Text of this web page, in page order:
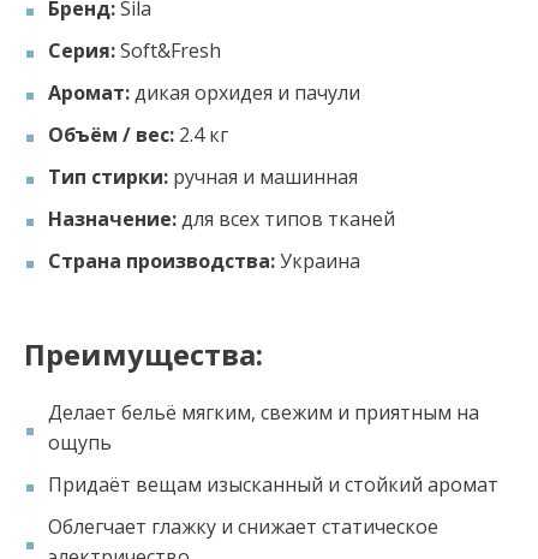
Бренд:Sila
Серия:Soft&Fresh
Аромат:дикая орхидея и пачули
Объём / вес: 2.4 кг
Тип стирки: ручная и машинная
Назначение:для всех типов тканей
Страна производства:Украина
Преимущества:
Делает бельё мягким, свежим и приятным на
ощупь
Придаёт вещам изысканный и стойкий аромат
Облегчает глажку и снижает статическое